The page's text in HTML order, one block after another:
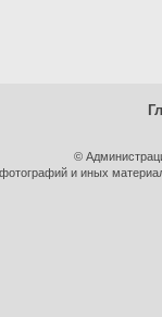
©
и иных